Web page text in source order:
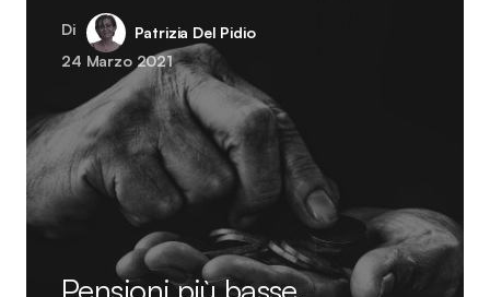
Di
Patrizia Del Pidio
24 Marzo 2021